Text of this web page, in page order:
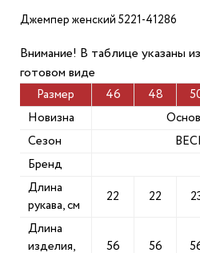
Джемпер женский 5221-41286
Внимание! В таблице указаны
готовом виде
Размер 46 48
Новизна
Сезон
Бренд
Длина
рукава, см
22 22
Длина
изделия,
56 56